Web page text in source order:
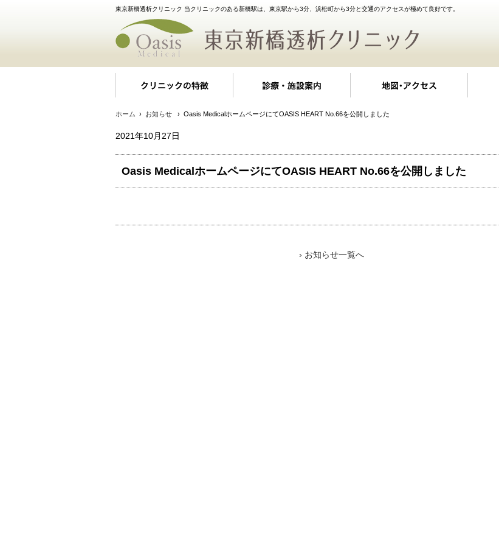
東京新橋透析クリニック 当クリニックのある新橋駅は、東京駅から3分、浜松町から3分と交通のアクセスが極めて良好です。
ホーム › お知らせ › Oasis MedicalホームページにてOASIS HEART No.66を公開しました
2021年10月27日
Oasis MedicalホームページにてOASIS HEART No.66を公開しました
› お知らせ一覧へ